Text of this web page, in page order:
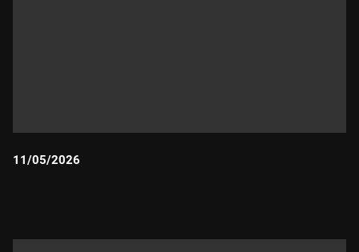
11/05/2026